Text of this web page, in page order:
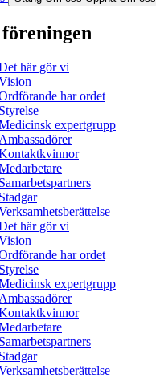
här gör vi
har ordet
Styrelse
expertgrupp
Ambassadörer
Samarbetspartners
Stadgar
här gör vi
har ordet
Styrelse
expertgrupp
Ambassadörer
Samarbetspartners
Stadgar